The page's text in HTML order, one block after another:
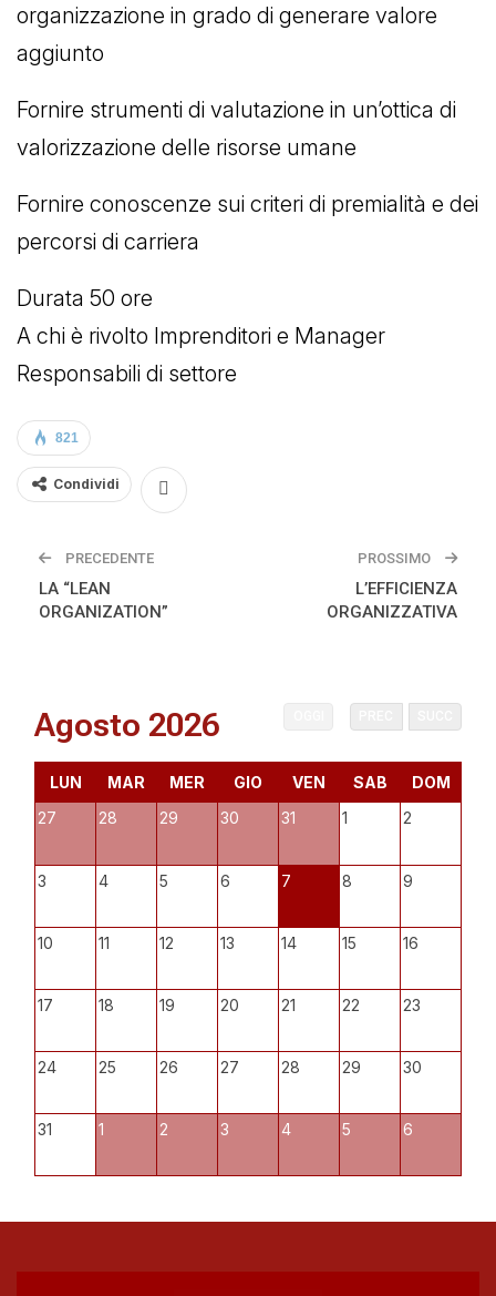
organizzazione in grado di generare valore
aggiunto
Fornire strumenti di valutazione in un’ottica di
valorizzazione delle risorse umane
Fornire conoscenze sui criteri di premialità e dei
percorsi di carriera
Durata 50 ore
A chi è rivolto Imprenditori e Manager
Responsabili di settore
821
Condividi
PRECEDENTE
LA “LEAN
ORGANIZATION”
PROSSIMO
L’EFFICIENZA
ORGANIZZATIVA
Agosto 2026
LUN MAR MER GIO VEN SAB
DOM
27
28 29 30 31 1 2
3 4 5 6 7 8 9
10 11 12 13 14 15 16
17 18 19 20 21 22 23
24 25 26 27 28 29 30
31 1 2 3 4 5 6